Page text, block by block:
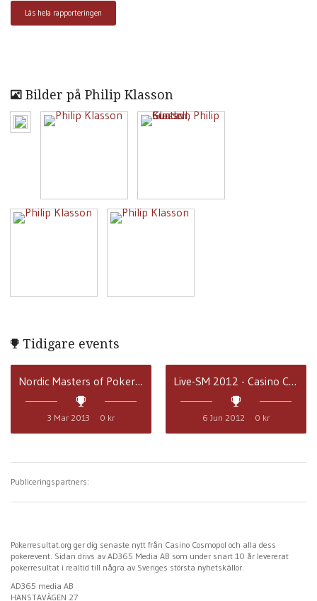
Läs hela rapporteringen
Bilder på Philip Klasson
Tidigare events
Nordic Masters of Poker 2013
3 Mar 2013 0 kr
Live-SM 2012 - Casino Cosmopol
6 Jun 2012 0 kr
Publiceringspartners:
Pokerresultat.org ger dig senaste nytt från Casino Cosmopol och alla dess
pokerevent. Sidan drivs av AD365 Media AB som under snart 10 år levererat
pokerresultat i realtid till några av Sveriges största nyhetskällor.
AD365 media AB
HANSTAVÄGEN 27